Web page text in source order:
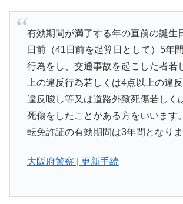
有効期間が満了する年の直前の誕生
日前（41日前を起算日として）5年
行為をし、交通事故を起こした者若
上の違反行為若しくは4点以上の違
違反唆し等又は道路外致死傷若しく
死傷をしたことがある方をいいます
転免許証の有効期間は3年間となりま
大阪府警察 | 更新手続